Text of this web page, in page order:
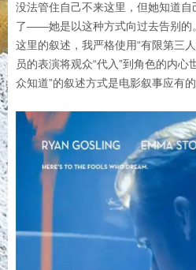
没法管住自己不来这里，但她知道
了——她是以这种方式向过去告别的。
这里的叙述，我严格使用“有限第三
员的表演将观众“代入”到角色的内心
众知道”的叙述方式是电影叙事应有的